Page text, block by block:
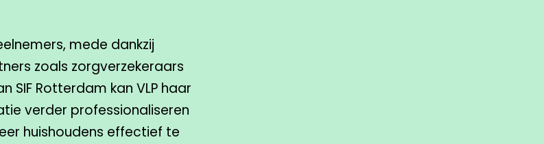
mede dankzij
zoals zorgverzekeraars
SIF Rotterdam kan VLP haar
verder professionaliseren
huishoudens effectief te